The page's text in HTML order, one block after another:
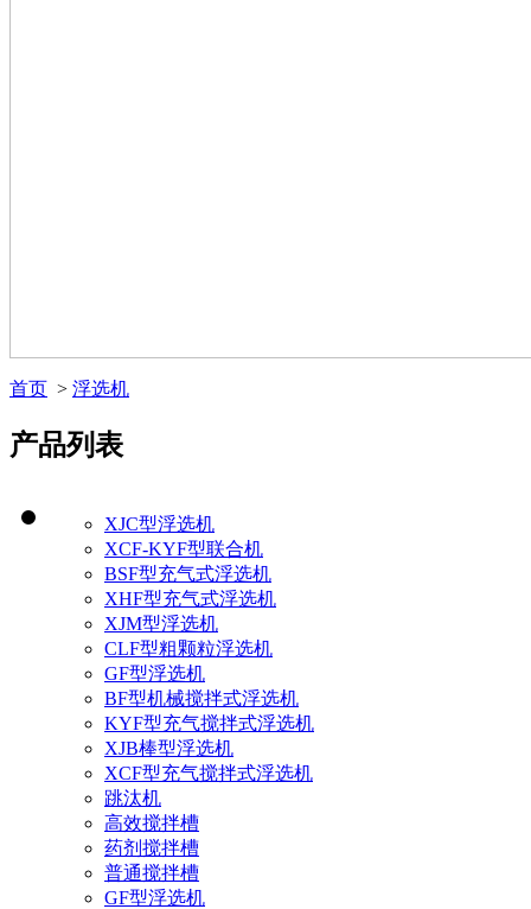
首页 > 浮选机
产品列表
XJC型浮选机
XCF-KYF型联合机
BSF型充气式浮选机
XHF型充气式浮选机
XJM型浮选机
CLF型粗颗粒浮选机
GF型浮选机
BF型机械搅拌式浮选机
KYF型充气搅拌式浮选机
XJB棒型浮选机
XCF型充气搅拌式浮选机
跳汰机
高效搅拌槽
药剂搅拌槽
普通搅拌槽
GF型浮选机